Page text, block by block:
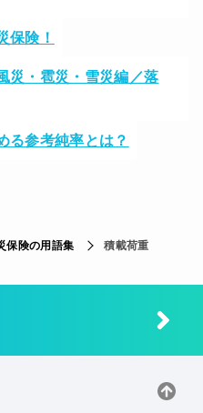
保険！
災・雹災・雪災編／落
る参考純率とは？
保険の用語集 積載荷重